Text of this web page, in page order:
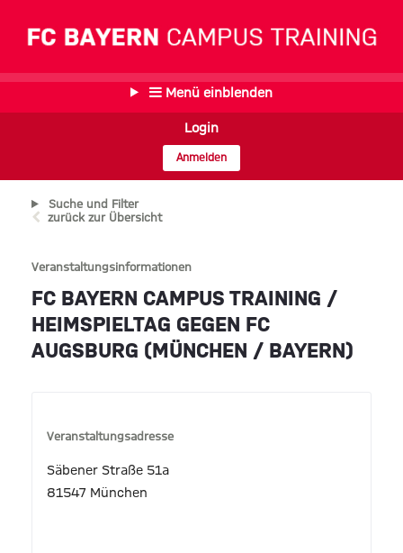
Menü einblenden
Login
Anmelden
Suche und Filter
zurück zur Übersicht
Veranstaltungsinformationen
FC BAYERN CAMPUS TRAINING /
HEIMSPIELTAG GEGEN FC
AUGSBURG (MÜNCHEN / BAYERN)
Veranstaltungsadresse
Säbener Straße 51a
81547 München